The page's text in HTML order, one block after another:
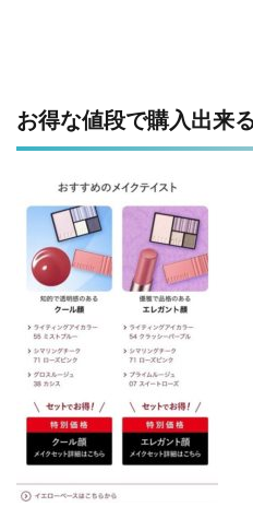
お得な値段で購入出来